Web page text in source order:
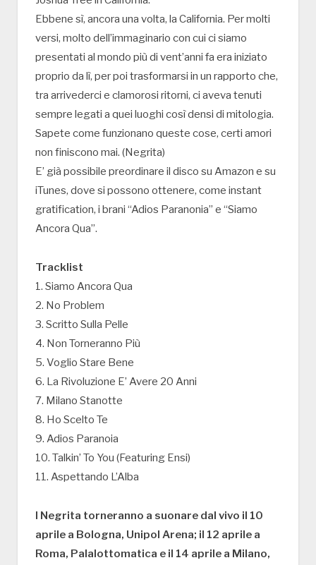
Ebbene sì, ancora una volta, la California. Per molti
versi, molto dell’immaginario con cui ci siamo
presentati al mondo più di vent’anni fa era iniziato
proprio da lì, per poi trasformarsi in un rapporto che,
tra arrivederci e clamorosi ritorni, ci aveva tenuti
sempre legati a quei luoghi così densi di mitologia.
Sapete come funzionano queste cose, certi amori
non finiscono mai. (Negrita)
E’ già possibile preordinare il disco su Amazon e su
iTunes, dove si possono ottenere, come instant
gratification, i brani “Adios Paranonia” e “Siamo
Ancora Qua”.
Tracklist
1. Siamo Ancora Qua
2. No Problem
3. Scritto Sulla Pelle
4. Non Torneranno Più
5. Voglio Stare Bene
6. La Rivoluzione E’ Avere 20 Anni
7. Milano Stanotte
8. Ho Scelto Te
9. Adios Paranoia
10. Talkin’ To You (Featuring Ensi)
11. Aspettando L’Alba
I Negrita torneranno a suonare dal vivo il 10
aprile a Bologna, Unipol Arena; il 12 aprile a
Roma, Palalottomatica e il 14 aprile a Milano,